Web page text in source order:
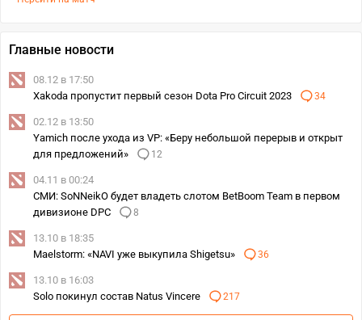
Главные новости
08.12 в 17:50
Xakoda пропустит первый сезон Dota Pro Circuit 2023
34
02.12 в 13:50
Yamich после ухода из VP: «Беру небольшой перерыв и открыт
для предложений»
12
04.11 в 00:24
СМИ: SoNNeikO будет владеть слотом BetBoom Team в первом
дивизионе DPC
8
13.10 в 18:35
Maelstorm: «NAVI уже выкупила Shigetsu»
36
13.10 в 16:03
Solo покинул состав Natus Vincere
217